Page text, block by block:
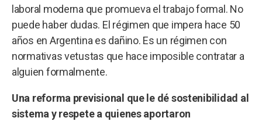
laboral moderna que promueva el trabajo formal. No
puede haber dudas. El régimen que impera hace 50
años en Argentina es dañino. Es un régimen con
normativas vetustas que hace imposible contratar a
alguien formalmente.
Una reforma previsional que le dé sostenibilidad al
sistema y respete a quienes aportaron